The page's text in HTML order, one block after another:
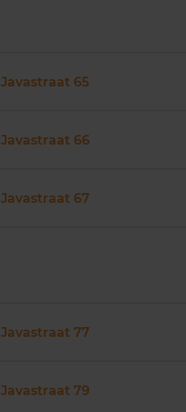
Javastraat 65
Javastraat 66
Javastraat 67
Javastraat 77
Javastraat 79